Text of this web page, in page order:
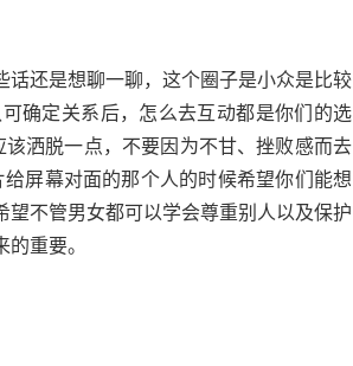
还是想聊一聊，这个圈子是小众是比较
确定关系后，怎么去互动都是你们的选
洒脱一点，不要因为不甘、挫败感而去
屏幕对面的那个人的时候希望你们能想
不管男女都可以学会尊重别人以及保护
重要。